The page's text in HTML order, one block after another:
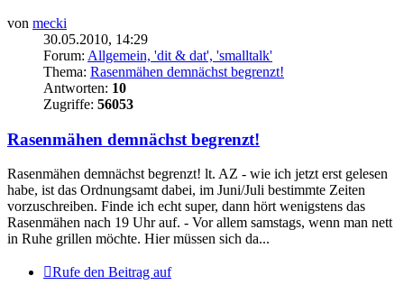
von mecki
30.05.2010, 14:29
Forum: Allgemein, 'dit & dat', 'smalltalk'
Thema: Rasenmähen demnächst begrenzt!
Antworten: 10
Zugriffe: 56053
Rasenmähen demnächst begrenzt!
Rasenmähen demnächst begrenzt! lt. AZ - wie ich jetzt erst gelesen
habe, ist das Ordnungsamt dabei, im Juni/Juli bestimmte Zeiten
vorzuschreiben. Finde ich echt super, dann hört wenigstens das
Rasenmähen nach 19 Uhr auf. - Vor allem samstags, wenn man nett
in Ruhe grillen möchte. Hier müssen sich da...
Rufe den Beitrag auf